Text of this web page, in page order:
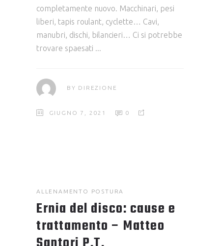
completamente nuovo. Macchinari, pesi
liberi, tapis roulant, cyclette… Cavi,
manubri, dischi, bilancieri… Ci si potrebbe
trovare spaesati
BY DIREZIONE
GIUGNO 7, 2021 0
ALLENAMENTO POSTURA
Ernia del disco: cause e
trattamento – Matteo